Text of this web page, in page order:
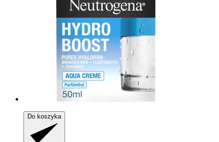
Do koszyka